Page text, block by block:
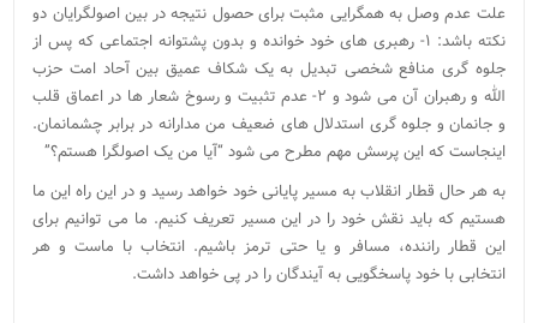
علت عدم وصل به همگرایی مثبت برای حصول نتیجه در بین اصولگرایان دو
نکته باشد: ۱- رهبری های خود خوانده و بدون پشتوانه اجتماعی که پس از
جلوه گری منافع شخصی تبدیل به یک شکاف عمیق بین آحاد امت حزب
الله و رهبران آن می شود و ۲- عدم تثبیت و رسوخ شعار ها در اعماق قلب
و جانمان و جلوه گری استدلال های ضعیف من مدارانه در برابر چشمانمان.
اینجاست که این پرسش مهم مطرح می شود “آیا من یک اصولگرا هستم؟”
به هر حال قطار انقلاب به مسیر پایانی خود خواهد رسید و در این راه این ما
هستیم که باید نقش خود را در این مسیر تعریف کنیم. ما می توانیم برای
این قطار راننده، مسافر و یا حتی ترمز باشیم. انتخاب با ماست و هر
انتخابی با خود پاسخگویی به آیندگان را در پی خواهد داشت.